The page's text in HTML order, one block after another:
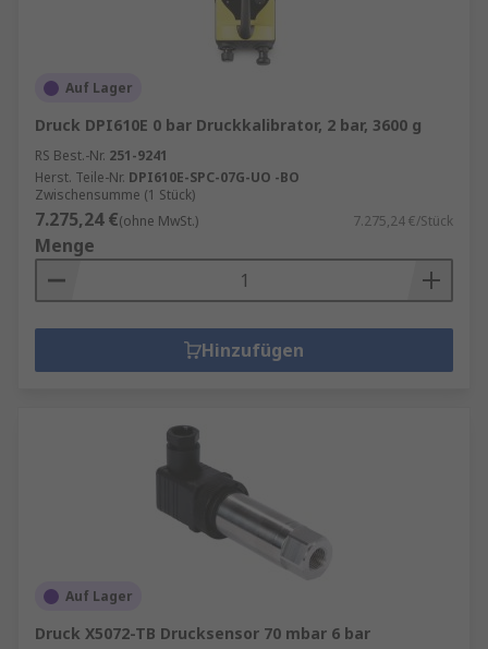
Auf Lager
Druck DPI610E 0 bar Druckkalibrator, 2 bar, 3600 g
RS Best.-Nr. 251-9241
Herst. Teile-Nr. DPI610E-SPC-07G-UO -BO
Zwischensumme (1 Stück)
7.275,24 €(ohne MwSt.) 7.275,24 €/Stück
Menge
Hinzufügen
Auf Lager
Druck X5072-TB Drucksensor 70 mbar 6 bar